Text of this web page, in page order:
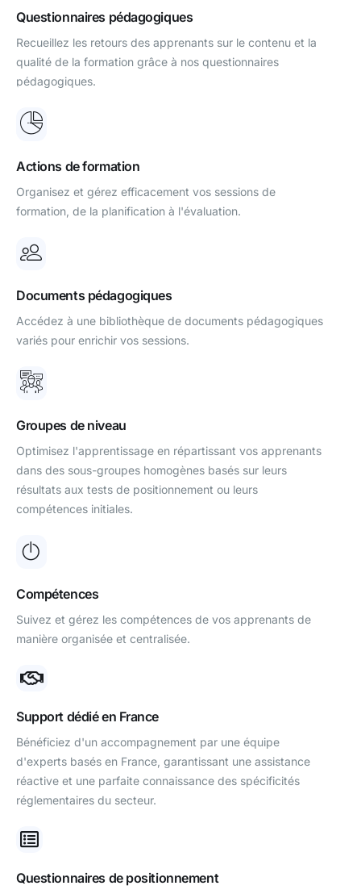
Questionnaires pédagogiques
Recueillez les retours des apprenants sur le contenu et la
qualité de la formation grâce à nos questionnaires
pédagogiques.
Actions de formation
Organisez et gérez efficacement vos sessions de
formation, de la planification à l'évaluation.
Documents pédagogiques
Accédez à une bibliothèque de documents pédagogiques
variés pour enrichir vos sessions.
Groupes de niveau
Optimisez l'apprentissage en répartissant vos apprenants
dans des sous-groupes homogènes basés sur leurs
résultats aux tests de positionnement ou leurs
compétences initiales.
Compétences
Suivez et gérez les compétences de vos apprenants de
manière organisée et centralisée.
Support dédié en France
Bénéficiez d'un accompagnement par une équipe
d'experts basés en France, garantissant une assistance
réactive et une parfaite connaissance des spécificités
réglementaires du secteur.
Questionnaires de positionnement